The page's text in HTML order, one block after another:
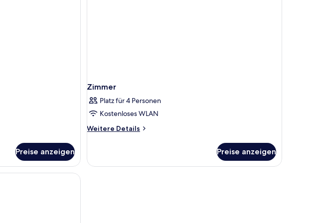
Preise anzeigen
Zimmer
Platz für 4 Personen
Kostenloses WLAN
Weitere Details
Weitere
Preise anzeigen